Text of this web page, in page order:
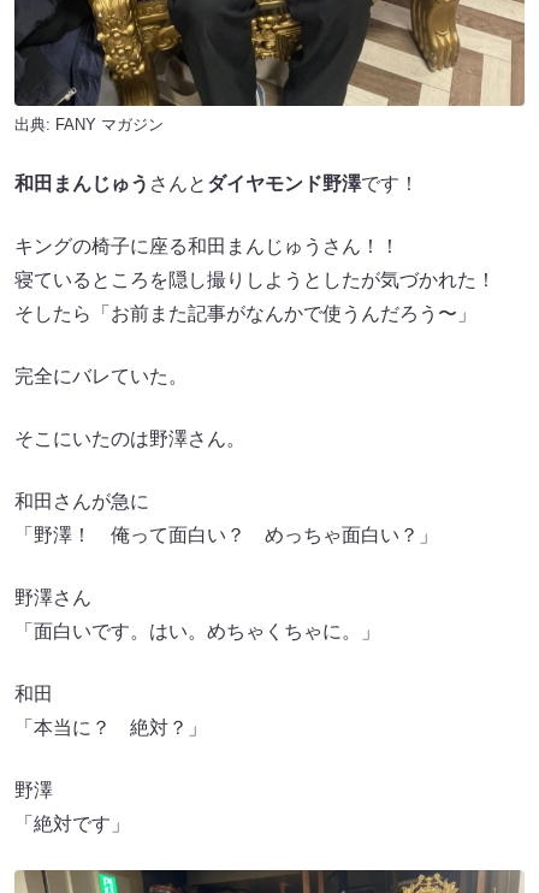
出典: FANY マガジン
和田まんじゅう さんと ダイヤモンド野澤です！
キングの椅子に座る和田まんじゅうさん！！
寝ているところを隠し撮りしようとしたが気づかれた！
そしたら「お前また記事がなんかで使うんだろう〜」
完全にバレていた。
そこにいたのは野澤さん。
和田さんが急に
「野澤！ 俺って面白い？ めっちゃ面白い？」
野澤さん
「面白いです。はい。めちゃくちゃに。」
和田
「本当に？ 絶対？」
野澤
「絶対です」